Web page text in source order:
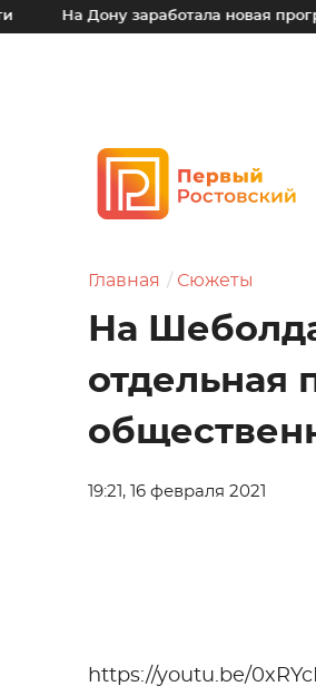
заработала новая программа
Главная Сюжеты
На
отдельная
19:21, 16 февраля 2021
https://youtu.be/